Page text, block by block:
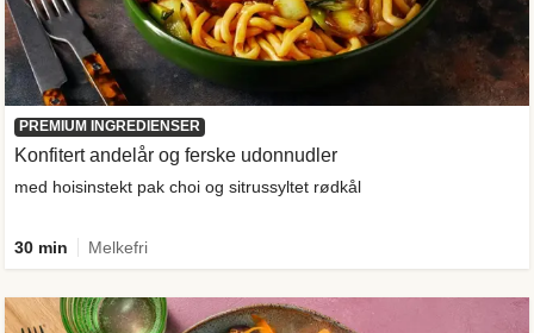
PREMIUM INGREDIENSER
Konfitert andelår og ferske udonnudler
med hoisinstekt pak choi og sitrussyltet rødkål
30 min Melkefri